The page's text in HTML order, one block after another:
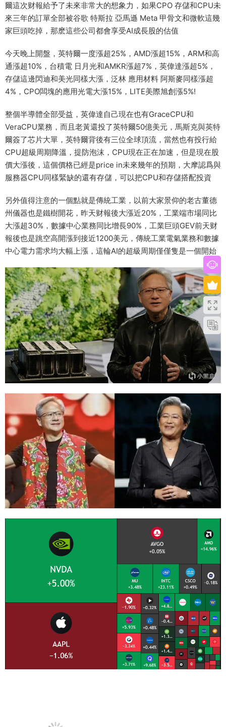
爾這次财報給予了未來非常大的想象力，如果CPO 存儲和CPU未
來三年的訂單全部被谷歌 特斯拉 亞馬遜 Meta 甲骨文和微軟這幾
家巨頭吃掉，那麽這些公司都會享受AI成長股的估值
今天晚上開盤，英特爾一度漲超25%，AMD漲超15%，ARM和高
通漲超10%，台積電 日月光和AMKR漲超7%，英偉達漲超5%，
存儲這邊閃迪和美光同樣大漲，泛林 應用材料 阿斯麥同樣漲超
4%，CPO闆塊的應用光電大漲15%，LITE美際旭創漲5%!
整個半導體全部受益，英偉達自己現在也有GraceCPU和
VeraCPU業務，而且老黃還投了英特爾50億美元，馬斯克與英特
爾簽了芯片大單，英特爾背後有三位全球頂流，當然也有投行給
CPU超級周期降溫，提防泡沫，CPU現在正在加速，但是現在股
價大漲後，這個價格已經是price in未來幾年的預期，大摩認爲與
服務器CPU同樣緊缺的還有存儲，可以把CPU和存儲搭配投資
另外值得注意的一個點就是傳統工業，以前大家景仰的老古董德
州儀器也是鐵樹開花，昨天财報後大漲近20%，工業端市場同比
大漲超30%，數據中心業務同比增長90%，工業巨頭GEV前天财
報後也是跳空高開漲到接近1200美元，傳統工業電氣業務和數據
中心電力需求均大幅上漲，這輪AI的超級周期僅僅隻是一個開始